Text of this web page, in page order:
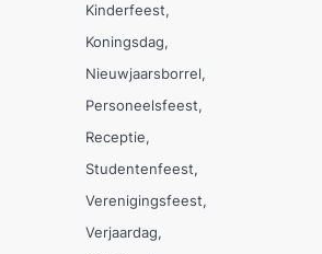
Kinderfeest
Koningsdag
Nieuwjaarsborrel
Personeelsfeest
Receptie
Studentenfeest
Verenigingsfeest
Verjaardag